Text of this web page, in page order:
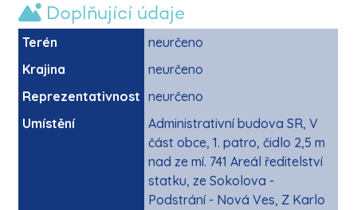
Doplňující údaje
Terén
neurčeno
Krajina
neurčeno
Reprezentativnost neurčeno
Umístění
Administrativní budova SR, V
část obce, 1. patro, čidlo 2,5 m
nad ze mí. 741 Areál ředitelství
statku, ze Sokolova -
Podstrání - Nová Ves, Z Karlo